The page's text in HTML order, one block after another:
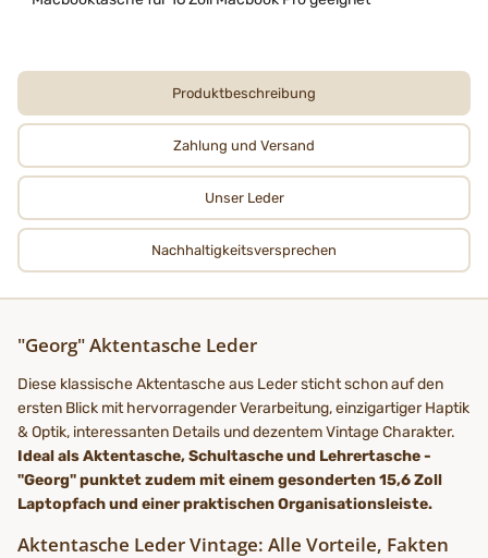
Produktbeschreibung
Zahlung und Versand
Unser Leder
Nachhaltigkeits­­­versprechen
"Georg" Aktentasche Leder
Diese klassische Aktentasche aus Leder sticht schon auf den
ersten Blick mit hervorragender Verarbeitung, einzigartiger Haptik
& Optik, interessanten Details und dezentem Vintage Charakter.
Ideal als Aktentasche, Schultasche und Lehrertasche -
"Georg" punktet zudem mit einem gesonderten 15,6 Zoll
Laptopfach und einer praktischen Organisationsleiste.
Aktentasche Leder Vintage: Alle Vorteile, Fakten